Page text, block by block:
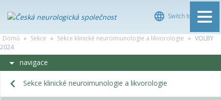
Switch to English
ČESKÁ
NEUROLOGICKÁ
SPOLEČNOST
Domů » Sekce » Sekce klinické neuroimunologie a likvorologie » VOLBY
2024
navigace
Sekce klinické neuroimunologie a likvorologie